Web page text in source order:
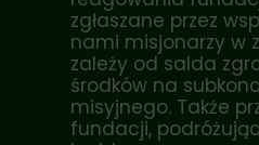
zgłaszane przez
nami misjonarzy w
zależy od salda
środków na
misyjnego. Także
fundacji,